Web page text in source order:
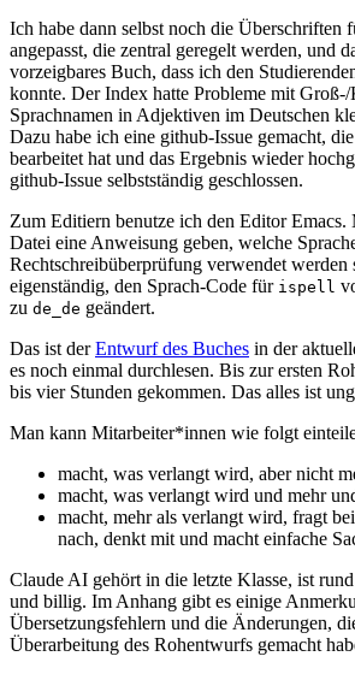
Ich habe dann selbst noch die Überschriften
angepasst, die zentral geregelt werden, und
vorzeigbares Buch, dass ich den
konnte. Der Index hatte Probleme mit
Sprachnamen in Adjektiven im Deutschen
Dazu habe ich eine github-Issue gemacht,
bearbeitet hat und das Ergebnis wieder
github-Issue selbstständig geschlossen.
Zum Editiern benutze ich den Editor Emacs.
Datei eine Anweisung geben, welche
Rechtschreibüberprüfung verwendet werden
eigenständig, den Sprach-Code für ispell
zu de_de geändert.
Das ist derEntwurf des Buches in der
es noch einmal durchlesen. Bis zur ersten
bis vier Stunden gekommen. Das alles ist
Man kann Mitarbeiter*innen wie folgt
macht, was verlangt wird, aber nicht
macht, was verlangt wird und mehr
macht, mehr als verlangt wird, fragt
nach, denkt mit und macht einfache
Claude AI gehört in die letzte Klasse, ist
und billig. Im Anhang gibt es einige
Übersetzungsfehlern und die Änderungen,
Überarbeitung des Rohentwurfs gemacht